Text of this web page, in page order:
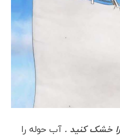
خشک کنید . آب حوله را